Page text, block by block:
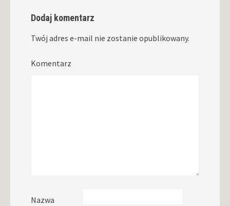
Dodaj komentarz
Twój adres e-mail nie zostanie opublikowany.
Komentarz
Nazwa